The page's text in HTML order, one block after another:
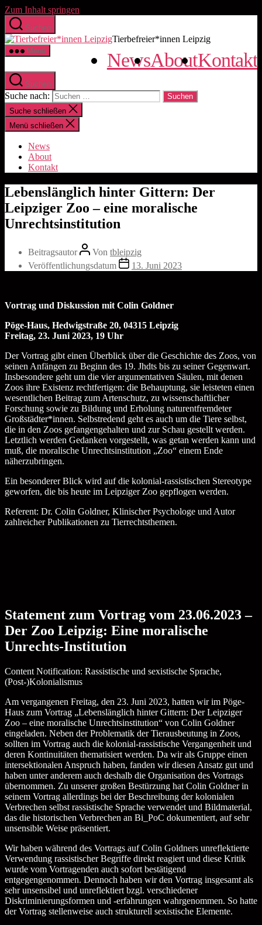
Zum Inhalt springen
Suchen
Tierbefreier*innen Leipzig
Menü NewsAboutKontakt
Suchen
Suche nach:
Suche schließen
Menü schließen
News
About
Kontakt
Lebenslänglich hinter Gittern: Der
Leipziger Zoo – eine moralische
Unrechtsinstitution
Beitragsautor Von tbleipzig
Veröffentlichungsdatum
13. Juni 2023
Vortrag und Diskussion mit Colin Goldner
Pöge-Haus, Hedwigstraße 20, 04315 Leipzig
Freitag, 23. Juni 2023, 19 Uhr
Der Vortrag gibt einen Überblick über die Geschichte des Zoos, von
seinen Anfängen zu Beginn des 19. Jhdts bis zu seiner Gegenwart.
Insbesondere geht um die vier argumentativen Säulen, mit denen
Zoos ihre Existenz rechtfertigen: die Behauptung, sie leisteten einen
wesentlichen Beitrag zum Artenschutz, zu wissenschaftlicher
Forschung sowie zu Bildung und Erholung naturentfremdeter
Großstädter*innen. Selbstredend geht es auch um die Tiere selbst,
die in den Zoos gefangengehalten und zur Schau gestellt werden.
Letztlich werden Gedanken vorgestellt, was getan werden kann und
muß, die moralische Unrechtsinstitution „Zoo“ einem Ende
näherzubringen.
Ein besonderer Blick wird auf die kolonial-rassistischen Stereotype
geworfen, die bis heute im Leipziger Zoo gepflogen werden.
Referent: Dr. Colin Goldner, Klinischer Psychologe und Autor
zahlreicher Publikationen zu Tierrechtsthemen.
Statement zum Vortrag vom 23.06.2023 –
Der Zoo Leipzig: Eine moralische
Unrechts-Institution
Content Notification: Rassistische und sexistische Sprache,
(Post-)Kolonialismus
Am vergangenen Freitag, den 23. Juni 2023, hatten wir im Pöge-
Haus zum Vortrag „Lebenslänglich hinter Gittern: Der Leipziger
Zoo – eine moralische Unrechtsinstitution“ von Colin Goldner
eingeladen. Neben der Problematik der Tierausbeutung in Zoos,
sollten im Vortrag auch die kolonial-rassistische Vergangenheit und
deren Kontinuitäten thematisiert werden. Da wir als Gruppe einen
intersektionalen Anspruch haben, fanden wir diesen Ansatz gut und
haben unter anderem auch deshalb die Organisation des Vortrags
übernommen. Zu unserer großen Bestürzung hat Colin Goldner in
seinem Vortrag allerdings bei der Beschreibung der kolonialen
Verbrechen selbst rassistische Sprache verwendet und Bildmaterial,
das die historischen Verbrechen an Bi_PoC dokumentiert, auf sehr
unsensible Weise präsentiert.
Wir haben während des Vortrags auf Colin Goldners unreflektierte
Verwendung rassistischer Begriffe direkt reagiert und diese Kritik
wurde vom Vortragenden auch sofort bestätigend
entgegengenommen. Dennoch haben wir den Vortrag insgesamt als
sehr unsensibel und unreflektiert bzgl. verschiedener
Diskriminierungsformen und -erfahrungen wahrgenommen. So hatte
der Vortrag stellenweise auch strukturell sexistische Elemente.